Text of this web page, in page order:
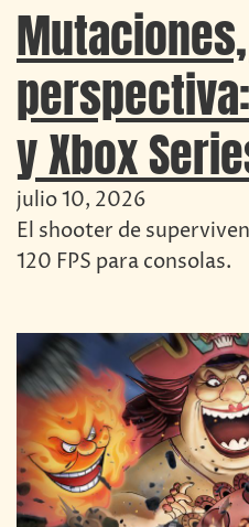
y Xbox
julio 10, 2026
El shooter de
120 FPS para consolas.